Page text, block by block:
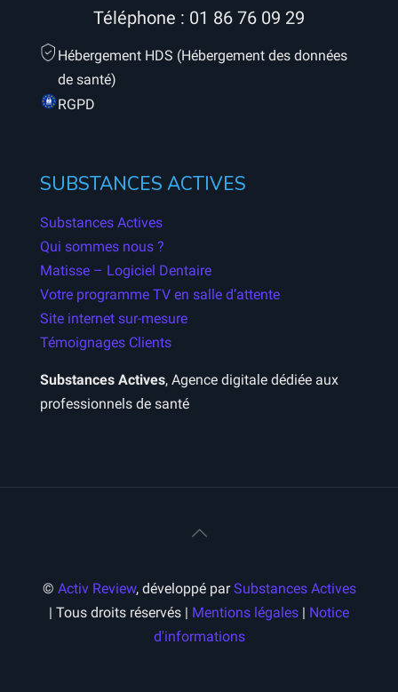
Téléphone : 01 86 76 09 29
Hébergement HDS (Hébergement des données
de santé)
RGPD
SUBSTANCES ACTIVES
Substances Actives
Qui sommes nous ?
Matisse – Logiciel Dentaire
Votre programme TV en salle d’attente
Site internet sur-mesure
Témoignages Clients
Substances Actives, Agence digitale dédiée aux
professionnels de santé
© Activ Review, développé parSubstances Actives
| Tous droits réservés | Mentions légales | Notice
d'informations